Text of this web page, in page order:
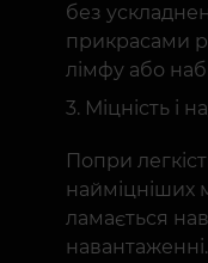
без
прикрасами
лімфу або
Міцність і
Попри
найміцніших
ламається